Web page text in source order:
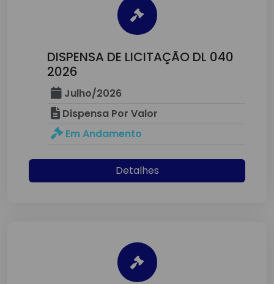
DISPENSA DE LICITAÇÃO DL 040
2026
Julho/2026
Dispensa Por Valor
Em Andamento
Detalhes